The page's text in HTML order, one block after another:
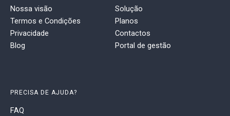
Nossa visão
Termos e Condições
Privacidade
Blog
Solução
Planos
Contactos
Portal de gestão
PRECISA DE AJUDA?
FAQ